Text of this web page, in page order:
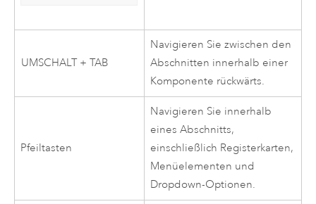
UMSCHALT + TAB
Navigieren Sie zwischen den
Abschnitten innerhalb einer
Komponente rückwärts.
Pfeiltasten
Navigieren Sie innerhalb
eines Abschnitts,
einschließlich Registerkarten,
Menüelementen und
Dropdown-Optionen.